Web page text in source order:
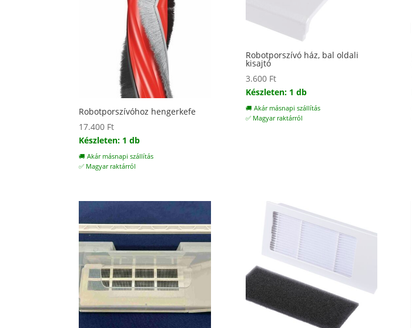
Robotporszívóhoz hengerkefe
17.400 Ft
Készleten: 1 db
🚚 Akár másnapi szállítás
✅ Magyar raktárról
Robotporszívó ház, bal oldali
kisajtó
3.600 Ft
Készleten: 1 db
🚚 Akár másnapi szállítás
✅ Magyar raktárról